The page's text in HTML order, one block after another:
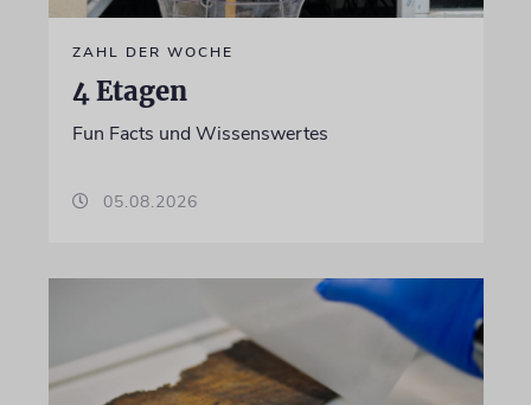
ZAHL DER WOCHE
4 Etagen
Fun Facts und Wissenswertes
05.08.2026